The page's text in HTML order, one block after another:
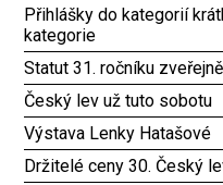
Přihlášky do kategorií
kategorie
Statut 31. ročníku
Český lev už tuto sobotu
Výstava Lenky Hatašové
Držitelé ceny 30. Český